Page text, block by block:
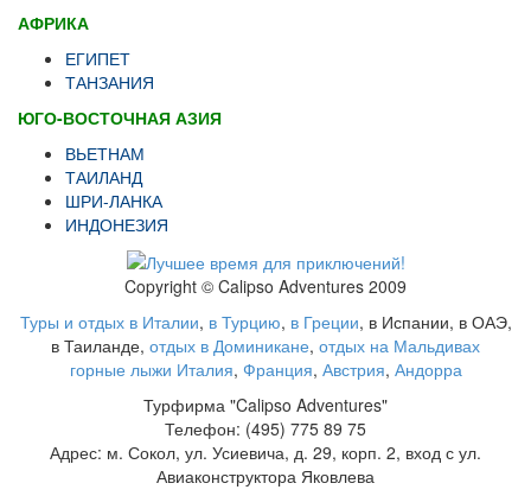
АФРИКА
ЕГИПЕТ
ТАНЗАНИЯ
ЮГО-ВОСТОЧНАЯ АЗИЯ
ВЬЕТНАМ
ТАИЛАНД
ШРИ-ЛАНКА
ИНДОНЕЗИЯ
Copyright © Calipso Adventures 2009
Туры и отдых в Италии, в Турцию, в Греции, в Испании, в ОАЭ,
в Таиланде, отдых в Доминикане, отдых на Мальдивах
горные лыжи Италия, Франция, Австрия, Андорра
Турфирма "Calipso Adventures"
Телефон: (495) 775 89 75
Адрес: м. Сокол, ул. Усиевича, д. 29, корп. 2, вход с ул.
Авиаконструктора Яковлева